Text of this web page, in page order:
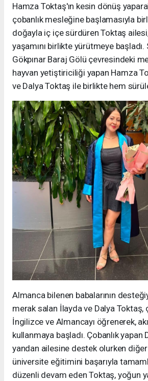
Hamza Toktaş'ın kesin dönüş
çobanlık mesleğine başlamasıyla
doğayla iç içe sürdüren Toktaş
yaşamını birlikte yürütmeye başladı.
Gökpınar Baraj Gölü çevresindeki
hayvan yetiştiriciliği yapan Hamza
ve Dalya Toktaş ile birlikte hem
Almanca bilenen babalarının
merak salan İlayda ve Dalya Toktaş,
İngilizce ve Almancayı öğrenerek,
kullanmaya başladı. Çobanlık yapan
yandan ailesine destek olurken
üniversite eğitimini başarıyla
düzenli devam eden Toktaş, yoğun